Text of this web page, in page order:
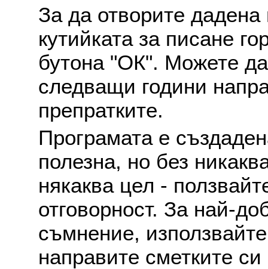
За да отворите
кутийката за писане
бутона "ОК". Можете
следващи години
препратките.
Програмата е
полезна, но без
някаква цел -
отговорност. За най-
съмнение,
направите сметките